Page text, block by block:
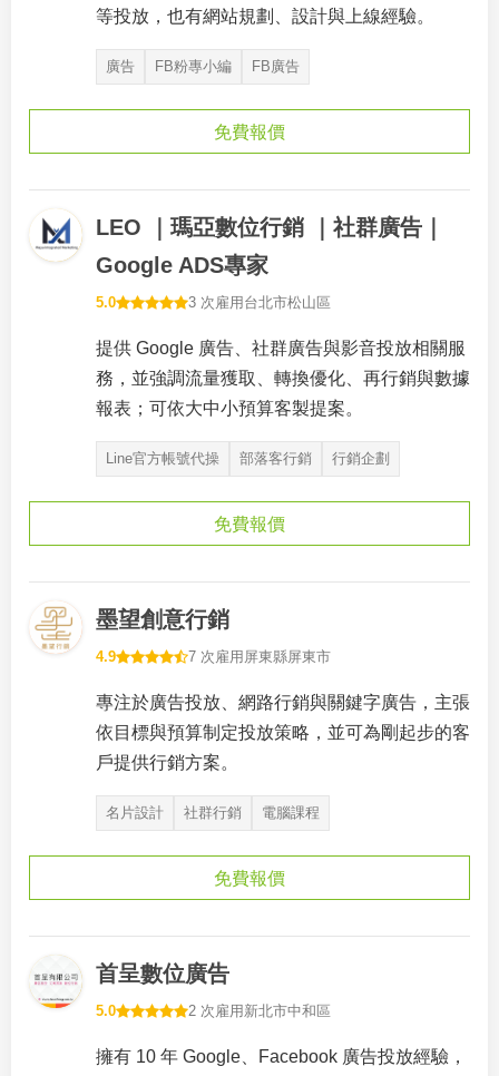
等投放，也有網站規劃、設計與上線經驗。
廣告 FB粉專小編 FB廣告
免費報價
LEO ｜瑪亞數位行銷 ｜社群廣告｜
Google ADS專家
5.0 3 次雇用 台北市松山區
提供 Google 廣告、社群廣告與影音投放相關服
務，並強調流量獲取、轉換優化、再行銷與數據
報表；可依大中小預算客製提案。
Line官方帳號代操 部落客行銷 行銷企劃
免費報價
墨望創意行銷
4.9 7 次雇用 屏東縣屏東市
專注於廣告投放、網路行銷與關鍵字廣告，主張
依目標與預算制定投放策略，並可為剛起步的客
戶提供行銷方案。
名片設計 社群行銷 電腦課程
免費報價
首呈數位廣告
5.0 2 次雇用 新北市中和區
擁有 10 年 Google、Facebook 廣告投放經驗，